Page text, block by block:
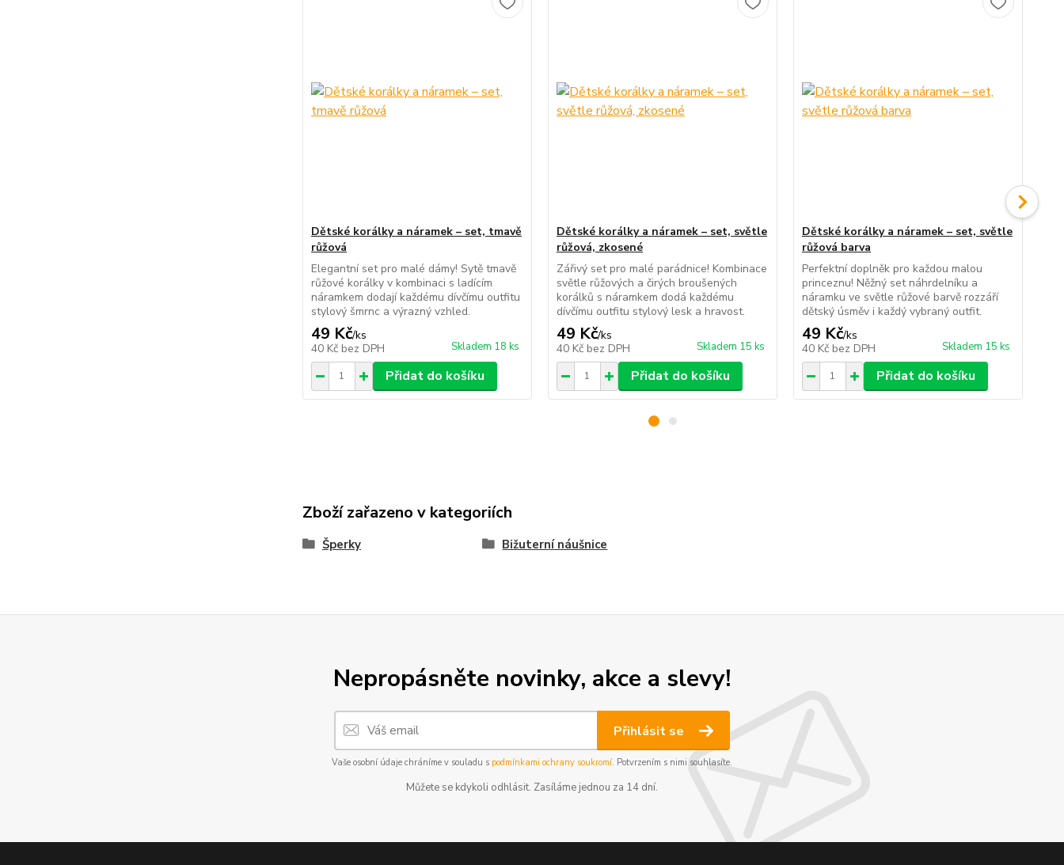
Dětské korálky a náramek – set, tmavě
růžová
Elegantní set pro malé dámy! Sytě tmavě
růžové korálky v kombinaci s ladícím
náramkem dodají každému dívčímu outfitu
stylový šmrnc a výrazný vzhled.
49 Kč/ks
40 Kč bez DPH Skladem 18 ks
Přidat do košíku
Dětské korálky a náramek – set, světle
růžová, zkosené
Zářivý set pro malé parádnice! Kombinace
světle růžových a čirých broušených
korálků s náramkem dodá každému
dívčímu outfitu stylový lesk a hravost.
49 Kč/ks
40 Kč bez DPH Skladem 15 ks
Přidat do košíku
Dětské korálky a náramek – set, světle
růžová barva
Perfektní doplněk pro každou malou
princeznu! Něžný set náhrdelníku a
náramku ve světle růžové barvě rozzáří
dětský úsměv i každý vybraný outfit.
49 Kč/ks
40 Kč bez DPH Skladem 15 ks
Přidat do košíku
Zboží zařazeno v kategoriích
Šperky Bižuterní náušnice
Nepropásněte novinky, akce a slevy!
Přihlásit se
Vaše osobní údaje chráníme v souladu s podmínkami ochrany soukromí. Potvrzením s nimi souhlasíte.
Můžete se kdykoli odhlásit. Zasíláme jednou za 14 dní.